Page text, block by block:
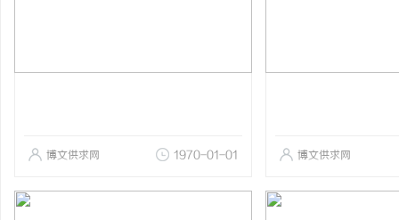
博文供求网 1970-01-01 博文供求网